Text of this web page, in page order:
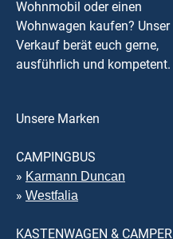
Wohnmobil oder einen
Wohnwagen kaufen? Unser
Verkauf berät euch gerne,
ausführlich und kompetent.
Unsere Marken
CAMPINGBUS
» Karmann Duncan
» Westfalia
KASTENWAGEN & CAMPER